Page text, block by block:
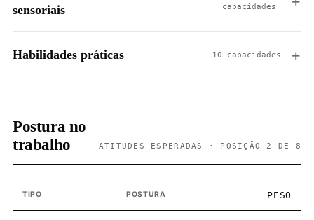
sensoriais
capacidades
Habilidades práticas 10 capacidades
Postura no
trabalho
ATITUDES ESPERADAS · POSIÇÃO 2 DE 8
TIPO POSTURA PESO